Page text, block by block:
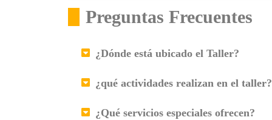
Preguntas Frecuentes
¿Dónde está ubicado el Taller?
¿qué actividades realizan en el taller?
¿Qué servicios especiales ofrecen?